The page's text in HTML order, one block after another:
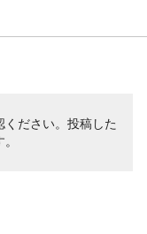
ください。投稿した